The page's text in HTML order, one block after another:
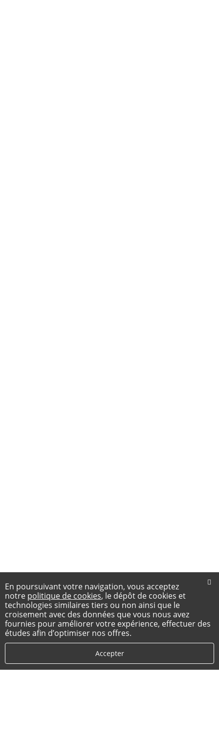
En poursuivant votre navigation, vous acceptez
notre politique de cookies, le dépôt de cookies et
technologies similaires tiers ou non ainsi que le
croisement avec des données que vous nous avez
fournies pour améliorer votre expérience, effectuer des
études afin d’optimiser nos offres.
Accepter